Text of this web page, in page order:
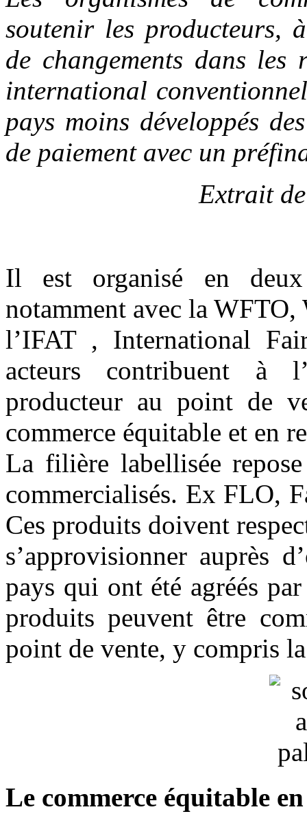
soutenir les producteurs,
de changements dans les
international
pays moins développés
de paiement avec un
Extrait
Il est organisé en
notamment avec la
l’IFAT , International
acteurs contribuent à
producteur au point de
commerce équitable et en
La filière labellisée
commercialisés. Ex FLO,
Ces produits doivent
s’approvisionner auprès
pays qui ont été agréés
produits peuvent être
point de vente, y compris
Le commerce équitable